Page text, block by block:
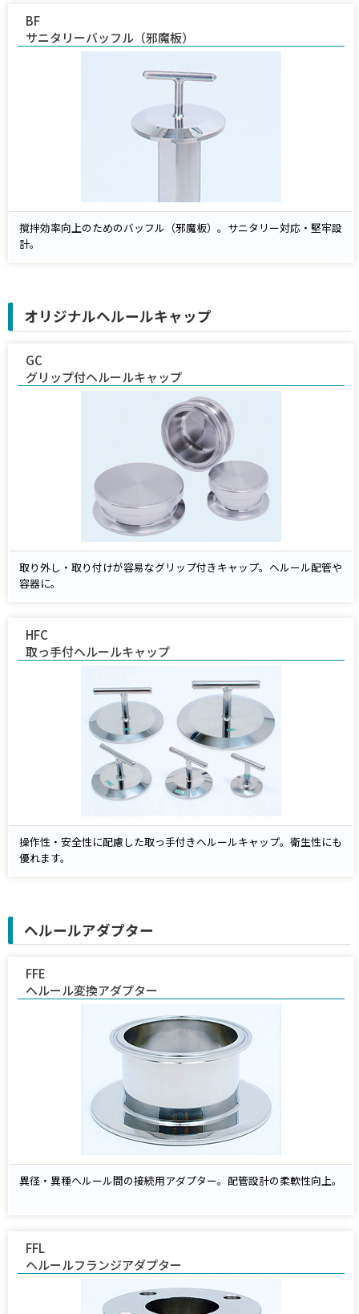
BF
サニタリーバッフル（邪魔板）
撹拌効率向上のためのバッフル（邪魔板）。サニタリー対応・堅牢設
計。
オリジナルヘルールキャップ
GC
グリップ付ヘルールキャップ
取り外し・取り付けが容易なグリップ付きキャップ。ヘルール配管や
容器に。
HFC
取っ手付ヘルールキャップ
操作性・安全性に配慮した取っ手付きヘルールキャップ。衛生性にも
優れます。
ヘルールアダプター
FFE
ヘルール変換アダプター
異径・異種ヘルール間の接続用アダプター。配管設計の柔軟性向上。
FFL
ヘルールフランジアダプター